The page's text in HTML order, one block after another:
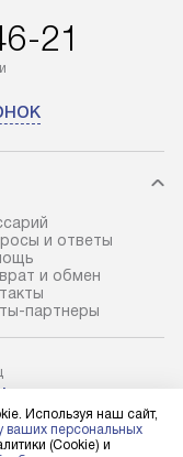
обеспечивают
предполагают
холодильников
требующим
наличие крана.
и соединение
Техника
21
и ответы
и обмен
партнеры
Используя наш сайт,
ваших персональных
(Cookie) и